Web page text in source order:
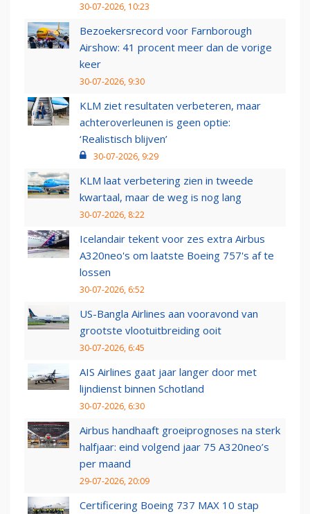
30-07-2026, 10:23
Bezoekersrecord voor Farnborough
Airshow: 41 procent meer dan de vorige
keer
30-07-2026, 9:30
KLM ziet resultaten verbeteren, maar
achteroverleunen is geen optie:
‘Realistisch blijven’
30-07-2026, 9:29
KLM laat verbetering zien in tweede
kwartaal, maar de weg is nog lang
30-07-2026, 8:22
Icelandair tekent voor zes extra Airbus
A320neo's om laatste Boeing 757's af te
lossen
30-07-2026, 6:52
US-Bangla Airlines aan vooravond van
grootste vlootuitbreiding ooit
30-07-2026, 6:45
AIS Airlines gaat jaar langer door met
lijndienst binnen Schotland
30-07-2026, 6:30
Airbus handhaaft groeiprognoses na sterk
halfjaar: eind volgend jaar 75 A320neo’s
per maand
29-07-2026, 20:09
Certificering Boeing 737 MAX 10 stap